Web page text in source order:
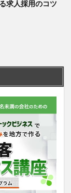
求人採用のコツ